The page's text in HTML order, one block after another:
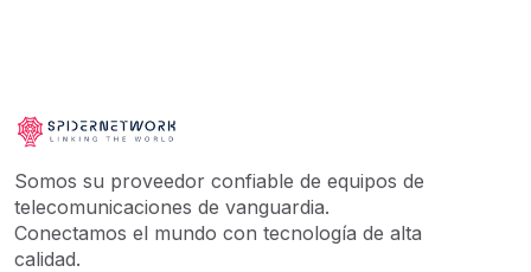
Somos su proveedor confiable de equipos de
telecomunicaciones de vanguardia.
Conectamos el mundo con tecnología de alta
calidad.